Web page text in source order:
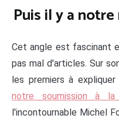
Puis il y a
Cet angle est fascinant
pas mal d'articles. Sur
les premiers à expliquer
notre soumission à la
l'incontournable Michel